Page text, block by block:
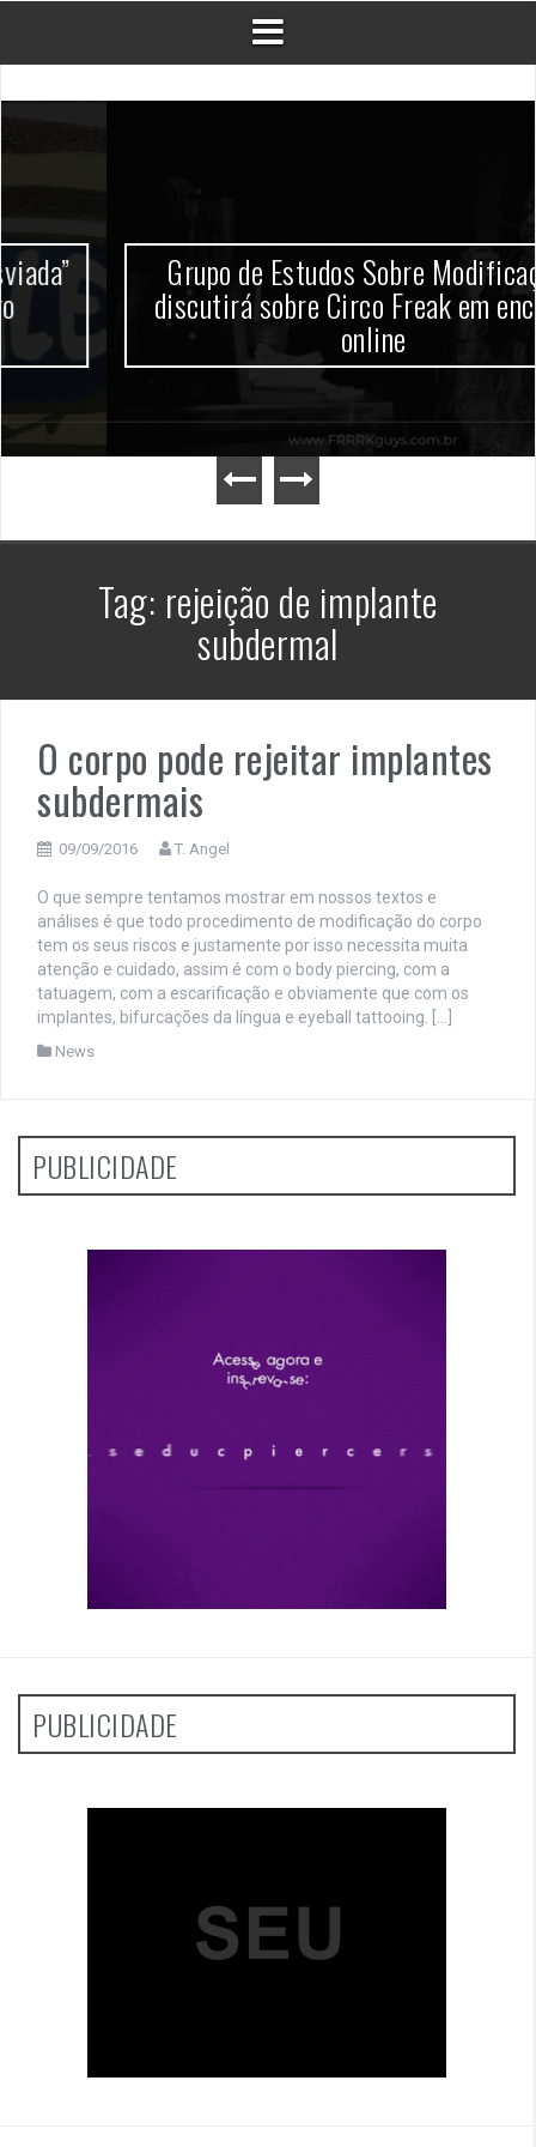
Grupo de Estudos Sobre Modificações
discutirá sobre Circo Freak em encontro
Tag: rejeição de implante
subdermal
O corpo pode rejeitar implantes
subdermais
09/09/2016 T. Angel
O que sempre tentamos mostrar em nossos textos e
análises é que todo procedimento de modificação do corpo
tem os seus riscos e justamente por isso necessita muita
atenção e cuidado, assim é com o body piercing, com a
tatuagem, com a escarificação e obviamente que com os
implantes, bifurcações da língua e eyeball tattooing. […]
News
PUBLICIDADE
PUBLICIDADE